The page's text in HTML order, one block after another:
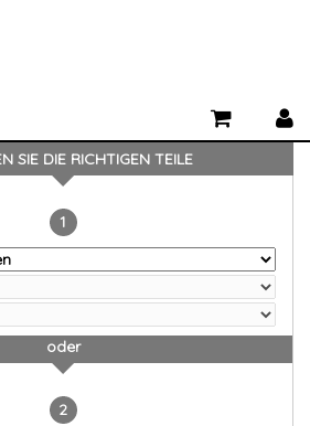
SIE DIE RICHTIGEN TEILE
1
oder
2